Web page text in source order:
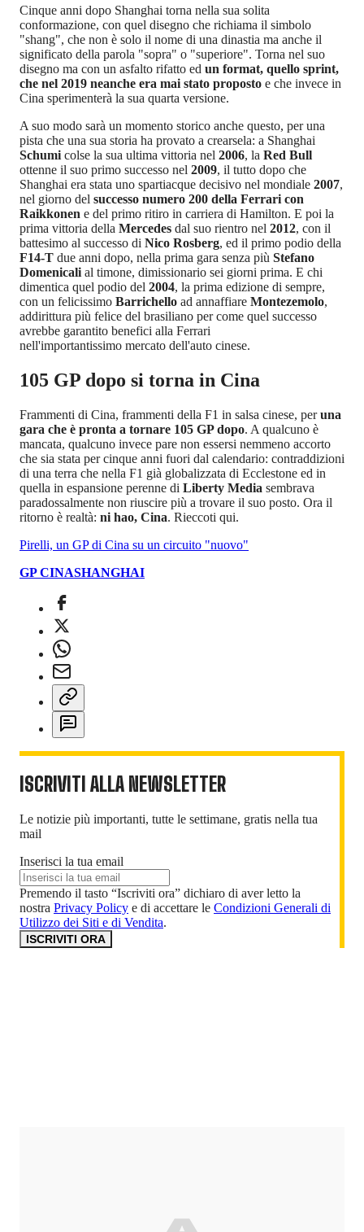
Cinque anni dopo Shanghai torna nella sua solita
conformazione, con quel disegno che richiama il simbolo
"shang", che non è solo il nome di una dinastia ma anche il
significato della parola "sopra" o "superiore". Torna nel suo
disegno ma con un asfalto rifatto ed un format, quello sprint,
che nel 2019 neanche era mai stato proposto e che invece in
Cina sperimenterà la sua quarta versione.
A suo modo sarà un momento storico anche questo, per una
pista che una sua storia ha provato a crearsela: a Shanghai
Schumicolse la sua ultima vittoria nel 2006, la Red Bull
ottenne il suo primo successo nel 2009, il tutto dopo che
Shanghai era stata uno spartiacque decisivo nel mondiale 2007,
nel giorno del successo numero 200 della Ferrari con
Raikkonen e del primo ritiro in carriera di Hamilton. E poi la
prima vittoria della Mercedes dal suo rientro nel 2012, con il
battesimo al successo di Nico Rosberg, ed il primo podio della
F14-T due anni dopo, nella prima gara senza più Stefano
Domenicalial timone, dimissionario sei giorni prima. E chi
dimentica quel podio del 2004, la prima edizione di sempre,
con un felicissimo Barrichello ad annaffiare Montezemolo,
addirittura più felice del brasiliano per come quel successo
avrebbe garantito benefici alla Ferrari
nell'importantissimo mercato dell'auto cinese.
105 GP dopo si torna in Cina
Frammenti di Cina, frammenti della F1 in salsa cinese, peruna
gara che è pronta a tornare 105 GP dopo. A qualcuno è
mancata, qualcuno invece pare non essersi nemmeno accorto
che sia stata per cinque anni fuori dal calendario: contraddizioni
di una terra che nella F1 già globalizzata di Ecclestone ed in
quella in espansione perenne di Liberty Media sembrava
paradossalmente non riuscire più a trovare il suo posto. Ora il
ritorno è realtà: ni hao, Cina. Rieccoti qui.
Pirelli, un GP di Cina su un circuito "nuovo"
GP CINASHANGHAI
ISCRIVITI ALLA NEWSLETTER
Le notizie più importanti, tutte le settimane, gratis nella tua
mail
Inserisci la tua email
Premendo il tasto “Iscriviti ora” dichiaro di aver letto la
nostra Privacy Policy e di accettare le Condizioni Generali di
Utilizzo dei Siti e di Vendita.
ISCRIVITI ORA